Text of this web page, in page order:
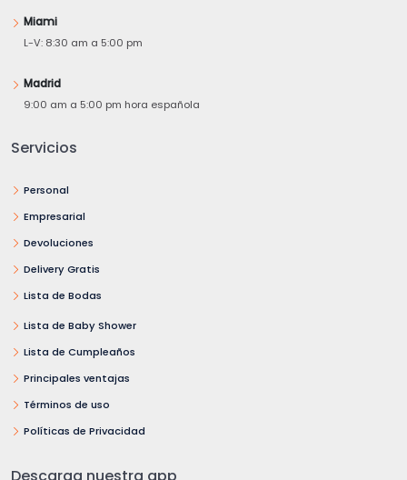
Miami
L-V: 8:30 am a 5:00 pm
Madrid
9:00 am a 5:00 pm hora española
Servicios
Personal
Empresarial
Devoluciones
Delivery Gratis
Lista de Bodas
Lista de Baby Shower
Lista de Cumpleaños
Principales ventajas
Términos de uso
Políticas de Privacidad